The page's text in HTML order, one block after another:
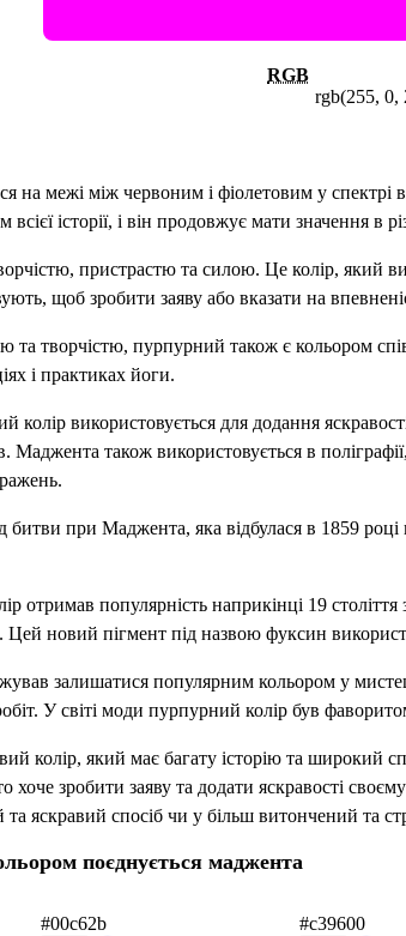
RGB
rgb(255, 0,
на межі між червоним і фіолетовим у
всієї історії, і він продовжує мати значення в
пристрастю та силою. Це колір, який
щоб зробити заяву або вказати на
та творчістю, пурпурний також є кольором
і практиках йоги.
колір використовується для додання
Маджента також використовується в
при Маджента, яка відбулася в 1859 році
отримав популярність наприкінці 19
новий пігмент під назвою фуксин
залишатися популярним кольором у
У світі моди пурпурний колір був
колір, який має багату історію та широкий
зробити заяву та додати яскравості
та яскравий спосіб чи у більш витончений та
поєднується маджента
#00c62b #c39600